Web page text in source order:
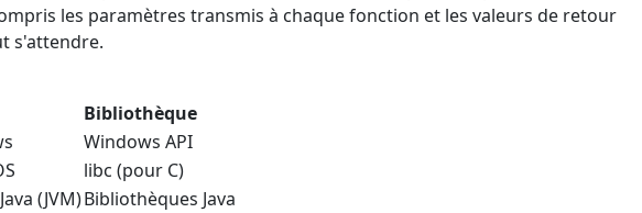
les paramètres transmis à chaque fonction et les valeurs de retour
s'attendre.
Bibliothèque
Windows API
libc (pour C)
(JVM)Bibliothèques Java